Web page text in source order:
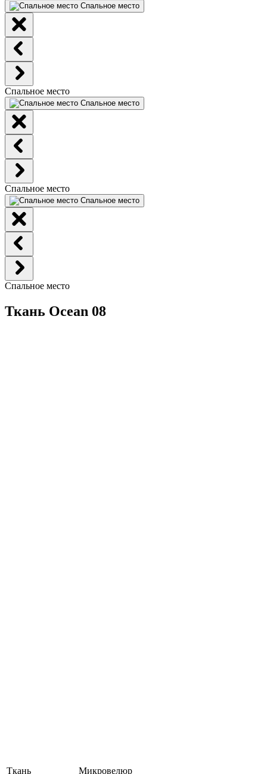
Спальное место
Спальное место
Спальное место
Спальное место
Спальное место
Спальное место
Ткань Ocean 08
Ткань Микровелюр